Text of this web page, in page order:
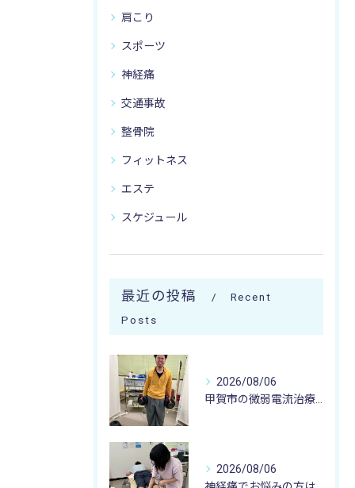
肩こり
スポーツ
神経痛
交通事故
整骨院
フィットネス
エステ
スケジュール
最近の投稿
Recent
Posts
2026/08/06
2026/08/06